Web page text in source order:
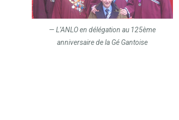
L’ANLO en délégation au 125ème
anniversaire de la Gé Gantoise